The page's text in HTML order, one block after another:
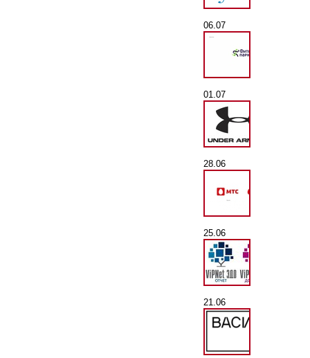
06.07
01.07
28.06
25.06
21.06